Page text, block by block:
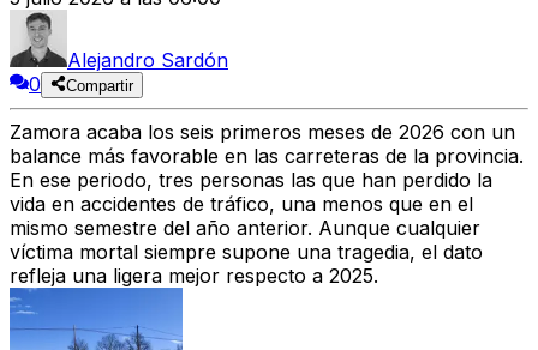
Alejandro Sardón
0
Compartir
Zamora acaba los seis primeros meses de 2026 con un
balance más favorable en las carreteras de la provincia.
En ese periodo, tres personas las que han perdido la
vida en accidentes de tráfico, una menos que en el
mismo semestre del año anterior. Aunque cualquier
víctima mortal siempre supone una tragedia, el dato
refleja una ligera mejor respecto a 2025.